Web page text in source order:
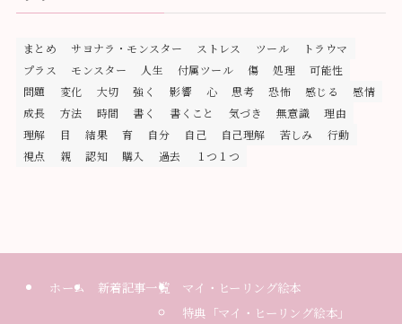
まとめ サヨナラ・モンスター ストレス ツール
トラウマ
プラス
モンスター 人生 付属ツール 傷 処理
可能性
問題
変化 大切 強く 影響 心 思考 恐怖 感じる
感情
成長
方法 時間 書く 書くこと 気づき 無意識
理由
理解
目 結果 育 自分 自己 自己理解 苦しみ
行動
視点
親 認知 購入 過去 １つ１つ
ホーム 新着記事一覧
マイ・ヒーリング絵本
特典「マイ・ヒーリング絵本」